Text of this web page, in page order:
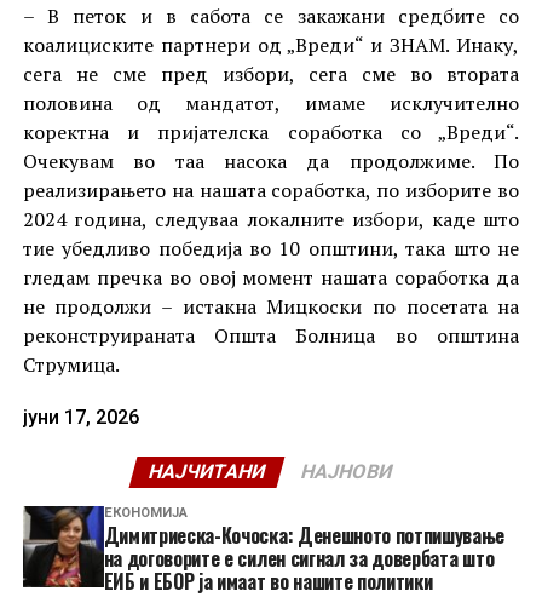
– В петок и в сабота се закажани средбите со
коалициските партнери од „Вреди“ и ЗНАМ. Инаку,
сега не сме пред избори, сега сме во втората
половина од мандатот, имаме исклучително
коректна и пријателска соработка со „Вреди“.
Очекувам во таа насока да продолжиме. По
реализирањето на нашата соработка, по изборите во
2024 година, следуваа локалните избори, каде што
тие убедливо победија во 10 општини, така што не
гледам пречка во овој момент нашата соработка да
не продолжи – истакна Мицкоски по посетата на
реконструираната Општа Болница во општина
Струмица.
јуни 17, 2026
НАЈЧИТАНИ НАЈНОВИ
ЕКОНОМИЈА
Димитриеска-Кочоска: Денешното потпишување
на договорите е силен сигнал за довербата што
ЕИБ и ЕБОР ја имаат во нашите политики